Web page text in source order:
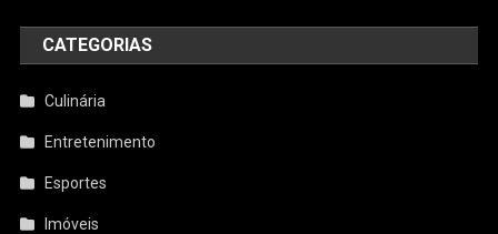
CATEGORIAS
Culinária
Entretenimento
Esportes
Imóveis